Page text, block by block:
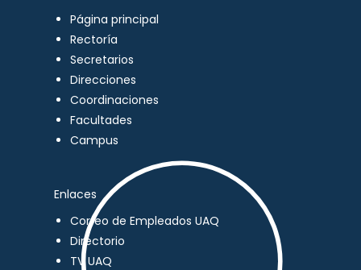
Página principal
Rectoría
Secretarios
Direcciones
Coordinaciones
Facultades
Campus
Enlaces
Correo de Empleados UAQ
Directorio
TV UAQ